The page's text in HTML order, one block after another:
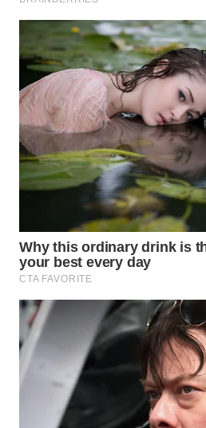
KARAWANG
WN
BEKASI
WN
BOGOR
WN
WN
TAPANULI
UTARA
WN
SAMOSIR
PADANG
LAWAS